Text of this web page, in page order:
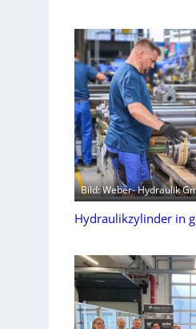
Bild: Weber- Hydraulik
Hydraulikzylinder in